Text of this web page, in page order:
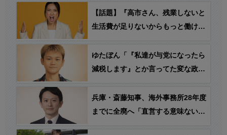
【話題】『高市さん、残業しないと
生活費が足りないからもっと働ける
がおかしくない…？』
ゆたぼん「『私達が与党になったら
減税します』とか言ってた変な政党
たら反対し始めた。結局、自分達が
与党になっても減税する気ないんじ
兵庫・斎藤知事、海外事務所28年度
までに全廃へ「直営する意味ないし